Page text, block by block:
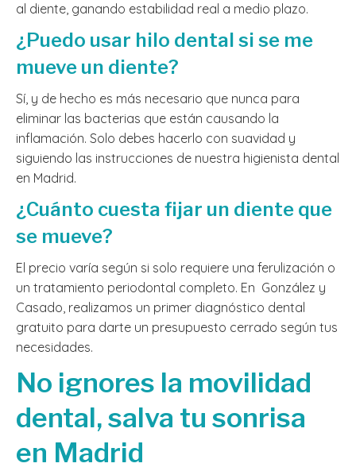
al diente, ganando estabilidad real a medio plazo.
¿Puedo usar hilo dental si se me
mueve un diente?
Sí, y de hecho es más necesario que nunca para
eliminar las bacterias que están causando la
inflamación. Solo debes hacerlo con suavidad y
siguiendo las instrucciones de nuestra higienista dental
en Madrid.
¿Cuánto cuesta fijar un diente que
se mueve?
El precio varía según si solo requiere una ferulización o
un tratamiento periodontal completo. En González y
Casado, realizamos un primer diagnóstico dental
gratuito para darte un presupuesto cerrado según tus
necesidades.
No ignores la movilidad
dental, salva tu sonrisa
en Madrid